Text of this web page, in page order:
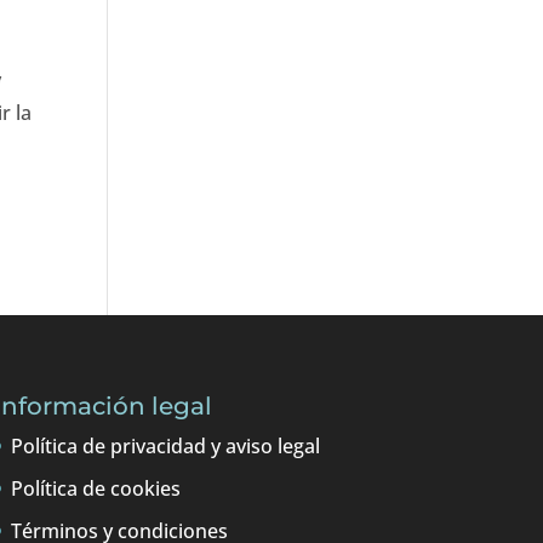
la
legal
Política de privacidad y aviso legal
Política de cookies
Términos y condiciones